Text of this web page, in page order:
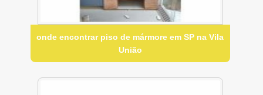
onde encontrar piso de mármore em SP na Vila
União